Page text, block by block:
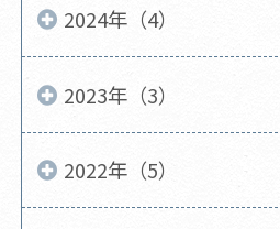
2024年（4）
2023年（3）
2022年（5）